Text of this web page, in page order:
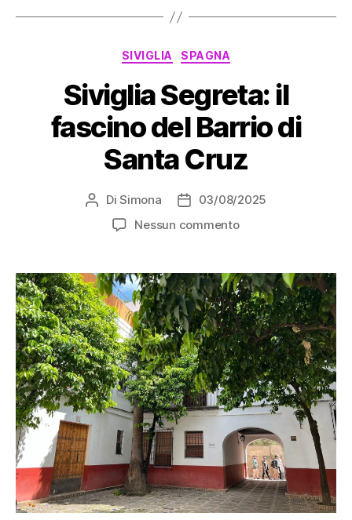
nascosti
Categorie
SIVIGLIA SPAGNA
Siviglia Segreta: il
fascino del Barrio di
Santa Cruz
Autore
articolo
DiSimona
Data
dell'articolo
03/08/2025
Nessun commentosu
il
fascino
del
Barrio
di
Santa
Cruz